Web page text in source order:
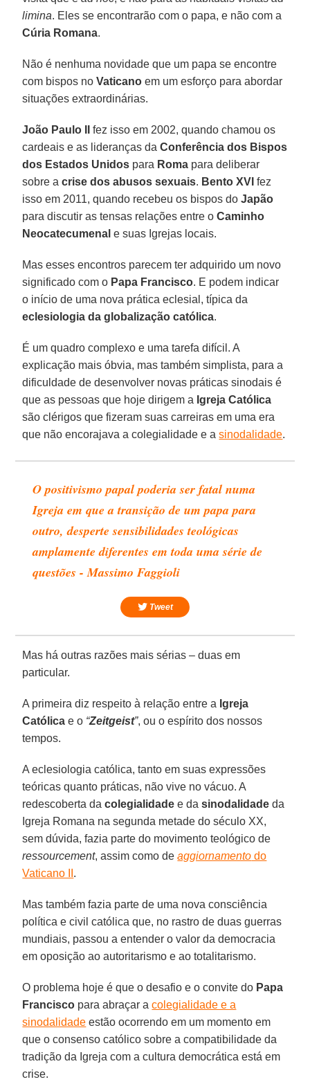
limina. Eles se encontrarão com o papa, e não com a
Cúria Romana.
Não é nenhuma novidade que um papa se encontre
com bispos noVaticano em um esforço para abordar
situações extraordinárias.
João Paulo II
fez isso em 2002, quando chamou os
cardeais e as lideranças daConferência dos Bispos
dos Estados Unidos para Roma para deliberar
sobre acrise dos abusos sexuais. Bento XVI fez
isso em 2011, quando recebeu os bispos doJapão
para discutir as tensas relações entre oCaminho
Neocatecumenal e suas Igrejas locais.
Mas esses encontros parecem ter adquirido um novo
significado com o Papa Francisco. E podem indicar
o início de uma nova prática eclesial, típica da
eclesiologia da globalização católica.
É um quadro complexo e uma tarefa difícil. A
explicação mais óbvia, mas também simplista, para a
dificuldade de desenvolver novas práticas sinodais é
que as pessoas que hoje dirigem a Igreja Católica
são clérigos que fizeram suas carreiras em uma era
que não encorajava a colegialidade e asinodalidade.
O positivismo papal poderia ser fatal numa
Igreja em que a transição de um papa para
outro, desperte sensibilidades teológicas
amplamente diferentes em toda uma série de
questões - Massimo Faggioli
Tweet
Mas há outras razões mais sérias – duas em
particular.
A primeira diz respeito à relação entre a Igreja
Católica e o “Zeitgeist”, ou o espírito dos nossos
tempos.
A eclesiologia católica, tanto em suas expressões
teóricas quanto práticas, não vive no vácuo. A
redescoberta dacolegialidade e dasinodalidade da
Igreja Romana na segunda metade do século XX,
sem dúvida, fazia parte do movimento teológico de
ressourcement, assim como deaggiornamento do
Vaticano II .
Mas também fazia parte de uma nova consciência
política e civil católica que, no rastro de duas guerras
mundiais, passou a entender o valor da democracia
em oposição ao autoritarismo e ao totalitarismo.
O problema hoje é que o desafio e o convite do Papa
Francisco para abraçar acolegialidade e a
sinodalidade estão ocorrendo em um momento em
que o consenso católico sobre a compatibilidade da
tradição da Igreja com a cultura democrática está em
crise.